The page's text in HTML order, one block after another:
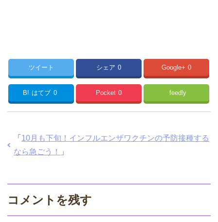
ツイート シェア 0 Google+ 0
B! はてブ 0 Pocket 0 feedly
「 10月も下旬！インフルエンザワクチンの予防接種する
なら急ごう！
」
コメントを残す